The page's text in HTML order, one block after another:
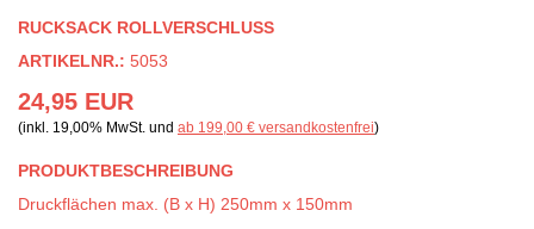
RUCKSACK ROLLVERSCHLUSS
ARTIKELNR.: 5053
24,95 EUR
(inkl. 19,00% MwSt. und ab 199,00 € versandkostenfrei)
PRODUKTBESCHREIBUNG
Druckflächen max. (B x H) 250mm x 150mm